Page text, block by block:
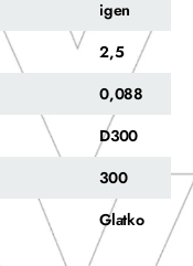
igen
2,5
0,088
D300
300
Glatko